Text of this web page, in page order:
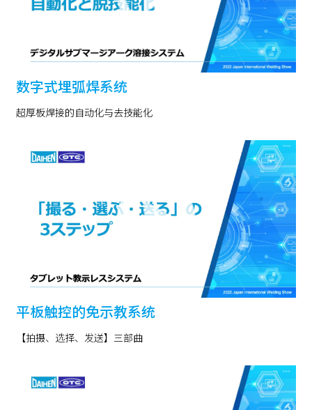
数字式埋弧焊系统
超厚板焊接的自动化与去技能化
平板触控的免示教系统
【拍摄、选择、发送】三部曲